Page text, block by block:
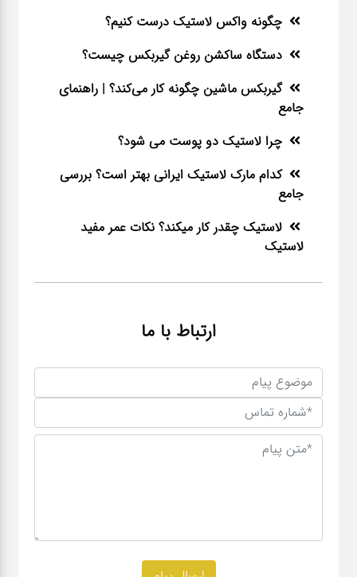
چگونه واکس لاستیک درست کنیم؟
دستگاه ساکشن روغن گیربکس چیست؟
گیربکس ماشین چگونه کار می‌کند؟ | راهنمای
جامع
چرا لاستیک دو پوست می شود؟
کدام مارک لاستیک ایرانی بهتر است؟ بررسی
جامع
لاستیک چقدر کار میکند؟ نکات عمر مفید
لاستیک
ارتباط با ما